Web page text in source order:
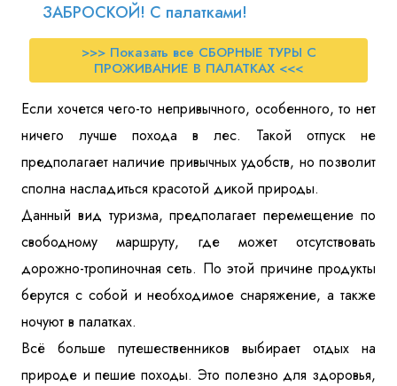
ЗАБРОСКОЙ! С палатками!
>>> Показать все СБОРНЫЕ ТУРЫ С
ПРОЖИВАНИЕ В ПАЛАТКАХ <<<
Если хочется чего-то непривычного, особенного, то нет
ничего лучше похода в лес. Такой отпуск не
предполагает наличие привычных удобств, но позволит
сполна насладиться красотой дикой природы.
Данный вид туризма, предполагает перемещение по
свободному маршруту, где может отсутствовать
дорожно-тропиночная сеть. По этой причине продукты
берутся с собой и необходимое снаряжение, а также
ночуют в палатках.
Всё больше путешественников выбирает отдых на
природе и пешие походы. Это полезно для здоровья,